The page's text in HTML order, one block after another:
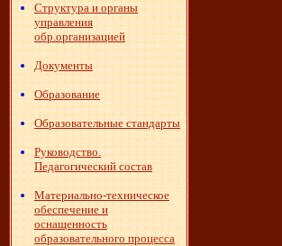
Структура и органы
управления
обр.организацией
Документы
Образование
Образовательные стандарты
Руководство.
Педагогический состав
Материально-техническое
обеспечение и
оснащенность
образовательного процесса